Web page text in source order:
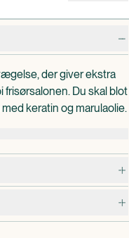
der giver ekstra
frisørsalonen. Du skal blot
keratin og marulaolie.
bevægelse.
mere glansfuldt, tæmmer
Smooth shampoo og